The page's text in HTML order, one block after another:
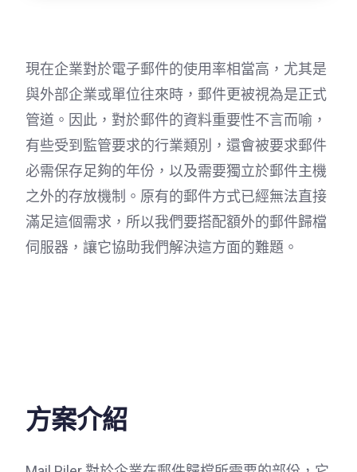
現在企業對於電子郵件的使用率相當高，尤其是
與外部企業或單位往來時，郵件更被視為是正式
管道。因此，對於郵件的資料重要性不言而喻，
有些受到監管要求的行業類別，還會被要求郵件
必需保存足夠的年份，以及需要獨立於郵件主機
之外的存放機制。原有的郵件方式已經無法直接
滿足這個需求，所以我們要搭配額外的郵件歸檔
伺服器，讓它協助我們解決這方面的難題。
方案介紹